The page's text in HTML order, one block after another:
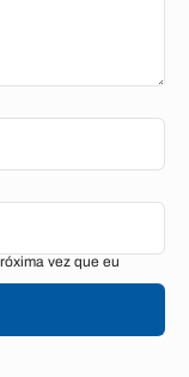
vez que eu